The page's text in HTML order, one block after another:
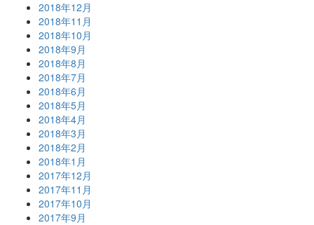
2018年12月
2018年11月
2018年10月
2018年9月
2018年8月
2018年7月
2018年6月
2018年5月
2018年4月
2018年3月
2018年2月
2018年1月
2017年12月
2017年11月
2017年10月
2017年9月